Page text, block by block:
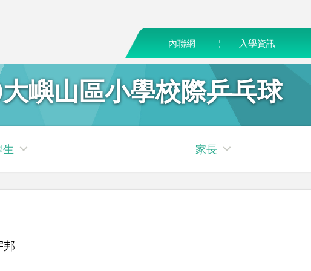
內聯網 入學資訊
嶼山區小學校際乒乓球
家長
邦